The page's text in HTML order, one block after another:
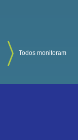
Todos monitoram